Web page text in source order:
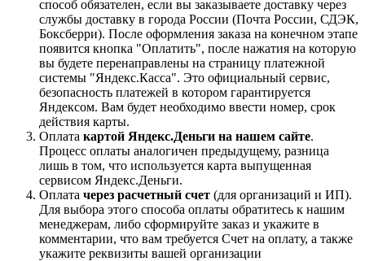
способ обязателен, если вы заказываете доставку через
службы доставку в города России (Почта России, СДЭК,
Боксберри). После оформления заказа на конечном этапе
появится кнопка "Оплатить", после нажатия на которую
вы будете перенаправлены на страницу платежной
системы "Яндекс.Касса". Это официальный сервис,
безопасность платежей в котором гарантируется
Яндексом. Вам будет необходимо ввести номер, срок
действия карты.
Оплата картой Яндекс.Деньги на нашем сайте.
Процесс оплаты аналогичен предыдущему, разница
лишь в том, что используется карта выпущенная
сервисом Яндекс.Деньги.
Оплата через расчетный счет (для организаций и ИП).
Для выбора этого способа оплаты обратитесь к нашим
менеджерам, либо сформируйте заказ и укажите в
комментарии, что вам требуется Счет на оплату, а также
укажите реквизиты вашей организации